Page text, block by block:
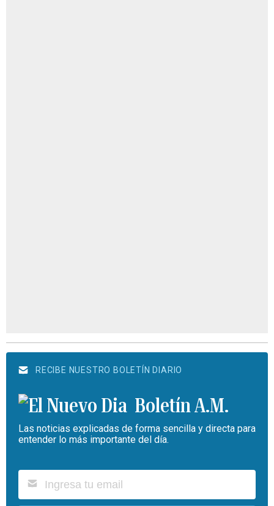
RECIBE NUESTRO BOLETÍN DIARIO
Boletín A.M.
Las noticias explicadas de forma sencilla y directa para
entender lo más importante del día.